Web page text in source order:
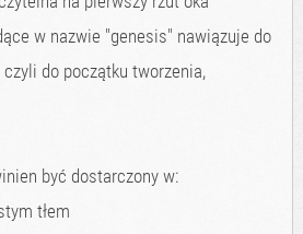
w nazwie "genesis" nawiązuje do
do początku tworzenia,
być dostarczony w:
tłem